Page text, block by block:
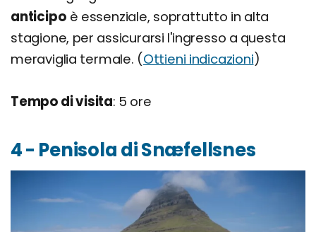
anticipo è essenziale, soprattutto in alta
stagione, per assicurarsi l'ingresso a questa
meraviglia termale. (Ottieni indicazioni)
Tempo di visita: 5 ore
4 - Penisola di Snæfellsnes